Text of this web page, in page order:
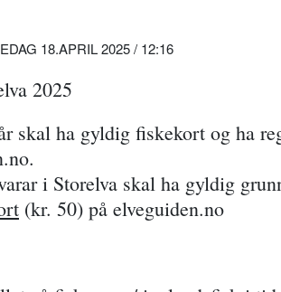
18.APRIL 2025 / 12:16
2025
skal ha gyldig fiskekort og ha
i Storelva skal ha gyldig
(kr. 50) på elveguiden.no